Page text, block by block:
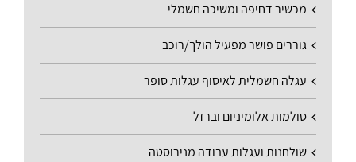
מכשיר דחיפה ומשיכה חשמלי
גוררים פושר מפעיל הולך/רוכב
עגלה חשמלית לאיסוף עגלות סופר
סולמות אלומיניום וברזל
שולחנות ועגלות עבודה מנירוסטה